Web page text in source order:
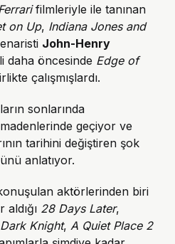
filmleriyle ile tanınan
on Up, Indiana Jones and
John-Henry
daha öncesinde Edge of
çalışmışlardı.
sonlarında
geçiyor ve
tarihini değiştiren şok
anlatıyor.
aktörlerinden biri
aldığı 28 Days Later,
Knight, A Quiet Place 2